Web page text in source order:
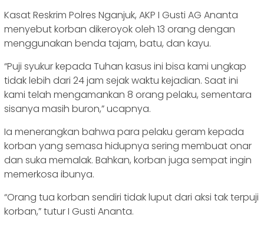
Kasat Reskrim Polres Nganjuk, AKP I Gusti AG Ananta
menyebut korban dikeroyok oleh 13 orang dengan
menggunakan benda tajam, batu, dan kayu.
“Puji syukur kepada Tuhan kasus ini bisa kami ungkap
tidak lebih dari 24 jam sejak waktu kejadian. Saat ini
kami telah mengamankan 8 orang pelaku, sementara
sisanya masih buron,” ucapnya.
Ia menerangkan bahwa para pelaku geram kepada
korban yang semasa hidupnya sering membuat onar
dan suka memalak. Bahkan, korban juga sempat ingin
memerkosa ibunya.
“Orang tua korban sendiri tidak luput dari aksi tak terpuji
korban,” tutur I Gusti Ananta.